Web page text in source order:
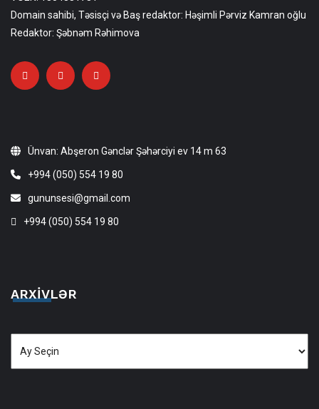
Domain sahibi, Təsisçi və Baş redaktor: Həşimli Pərviz Kamran oğlu
Redaktor: Şəbnəm Rəhimova
Ünvan: Abşeron Gənclər Şəhərciyi ev 14 m 63
+994 (050) 554 19 80
gununsesi@gmail.com
+994 (050) 554 19 80
ARXIVLƏR
Arxivlər